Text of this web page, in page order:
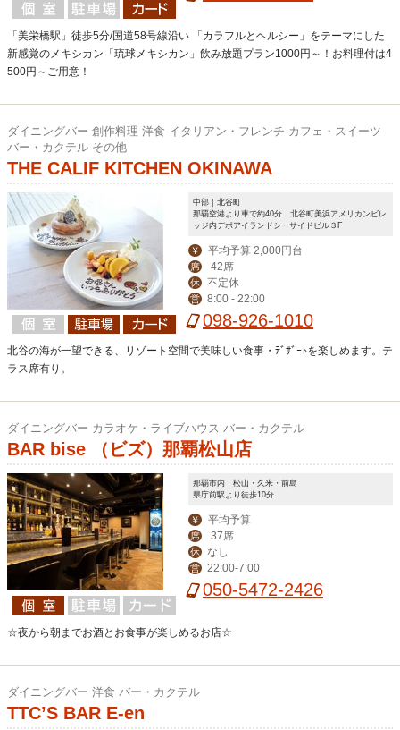
「美栄橋駅」徒歩5分/国道58号線沿い 「カラフルとヘルシー」をテーマにした
新感覚のメキシカン「琉球メキシカン」飲み放題プラン1000円～！お料理付は4
500円～ご用意！
ダイニングバー 創作料理 洋食 イタリアン・フレンチ カフェ・スイーツ
バー・カクテル その他
THE CALIF KITCHEN OKINAWA
中部｜北谷町
那覇空港より車で約40分 北谷町美浜アメリカンビレ
ッジ内デポアイランドシーサイドビル３F
￥ 平均予算 2,000円台
席 42席
休 不定休
営 8:00 - 22:00
098-926-1010
北谷の海が一望できる、リゾート空間で美味しい食事・ﾃﾞｻﾞｰﾄを楽しめます。テ
ラス席有り。
ダイニングバー カラオケ・ライブハウス バー・カクテル
BAR bise （ビズ）那覇松山店
那覇市内｜松山・久米・前島
県庁前駅より徒歩10分
￥ 平均予算
席 37席
休 なし
営 22:00-7:00
050-5472-2426
☆夜から朝までお酒とお食事が楽しめるお店☆
ダイニングバー 洋食 バー・カクテル
TTC’S BAR E-en